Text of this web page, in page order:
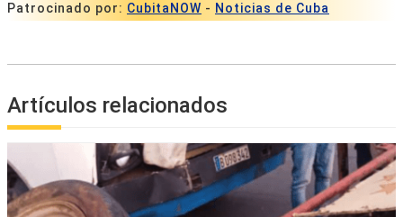
Patrocinado por: CubitaNOW - Noticias de Cuba
Artículos relacionados